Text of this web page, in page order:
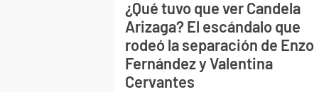
¿Qué tuvo que ver Candela
Arizaga? El escándalo que
rodeó la separación de Enzo
Fernández y Valentina
Cervantes